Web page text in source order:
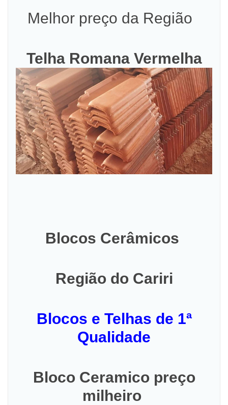
Melhor preço da Região
Telha Romana Vermelha
Blocos Cerâmicos
Região do Cariri
Blocos e Telhas de 1ª
Qualidade
Bloco Ceramico preço
milheiro